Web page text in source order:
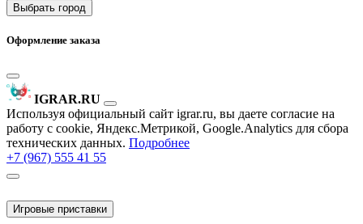
Выбрать город
Оформление заказа
IGRAR.RU
Используя официальный сайт igrar.ru, вы даете согласие на
работу с cookie, Яндекс.Метрикой, Google.Analytics для сбора
технических данных. Подробнее
+7 (967) 555 41 55
Игровые приставки